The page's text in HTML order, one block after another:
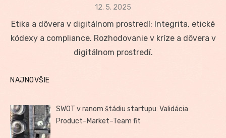
Posted
12. 5. 2025
Etika a dôvera v digitálnom prostredí: Integrita, etické
kódexy a compliance. Rozhodovanie v kríze a dôvera v
digitálnom prostredí.
NAJNOVŠIE
SWOT v ranom štádiu startupu: Validácia
Product–Market–Team fit